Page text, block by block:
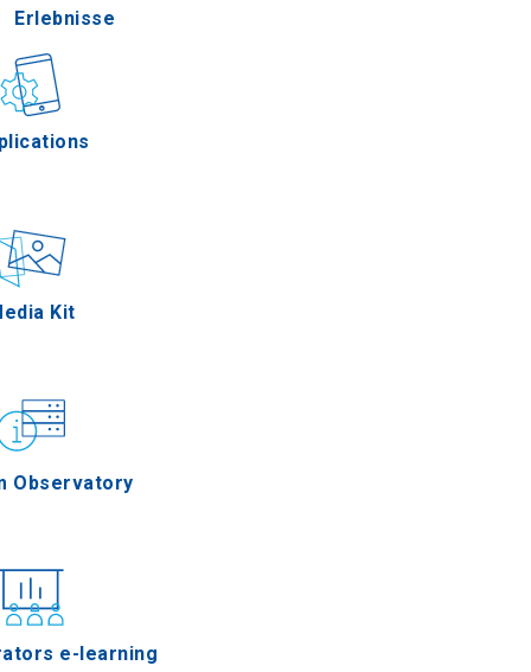
Gastronomie
Ereignisse
Kit
Observatory
e-learning
Erlebnisse